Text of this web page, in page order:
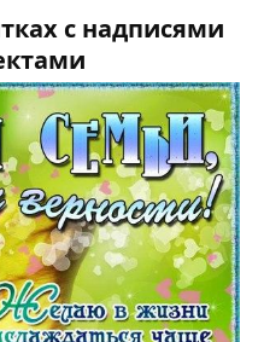
с надписями